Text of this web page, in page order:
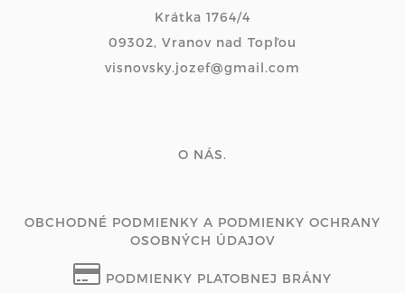
Krátka 1764/4
09302, Vranov nad Topľou
visnovsky.jozef@gmail.com
O NÁS.
OBCHODNÉ PODMIENKY A PODMIENKY OCHRANY
OSOBNÝCH ÚDAJOV
PODMIENKY PLATOBNEJ BRÁNY